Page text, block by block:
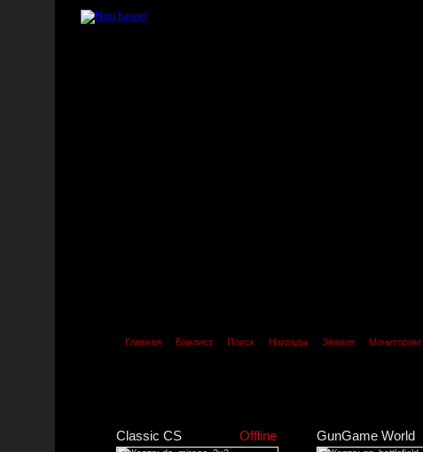
Главная Банлист Поиск Награды Звания Мониторинг
Classic CS Offline GunGame World